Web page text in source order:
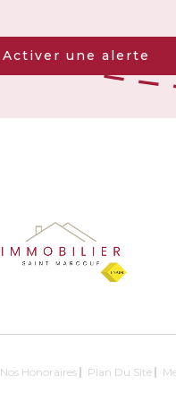
Activer une alerte
Nos Honoraires Plan Du Site